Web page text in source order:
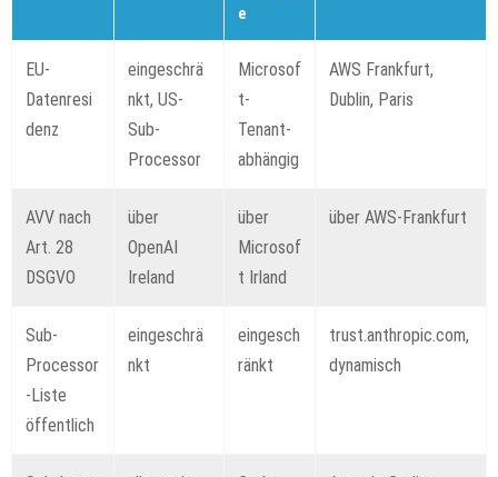
e
EU-
Datenresi
denz
eingeschrä
nkt, US-
Sub-
Processor
Microsof
t-
Tenant-
abhängig
AWS Frankfurt,
Dublin, Paris
AVV nach
Art. 28
DSGVO
über
OpenAI
Ireland
über
Microsof
t Irland
über AWS-Frankfurt
Sub-
Processor
-Liste
öffentlich
eingeschrä
nkt
eingesch
ränkt
trust.anthropic.com,
dynamisch